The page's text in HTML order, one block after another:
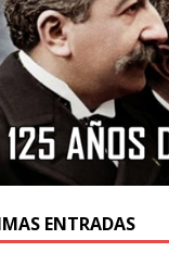
ENTRADAS